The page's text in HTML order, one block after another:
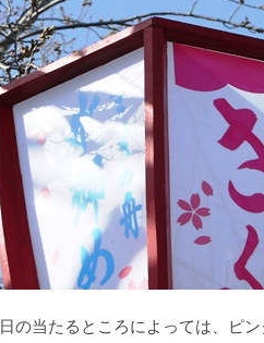
日の当たるところによっては、ピ